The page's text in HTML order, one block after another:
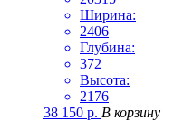
Ширина:
2406
Глубина:
372
Высота:
2176
38 150 р. В корзину